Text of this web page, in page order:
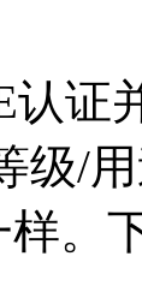
认证
级/
样。